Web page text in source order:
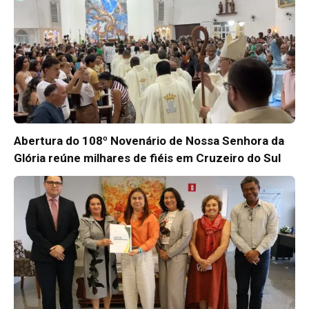
Abertura do 108º Novenário de Nossa Senhora da
Glória reúne milhares de fiéis em Cruzeiro do Sul